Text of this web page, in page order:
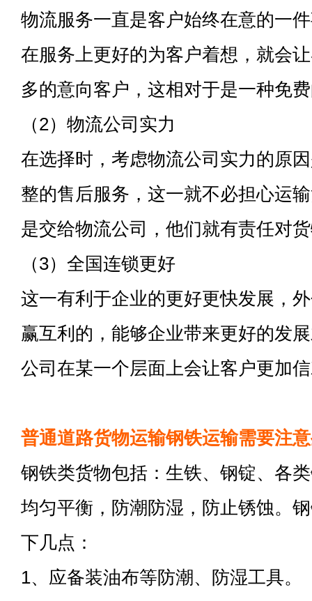
物流服务一直是客户始终在意的一
在服务上更好的为客户着想，就会
多的意向客户，这相对于是一种免
（2）物流公司实力
在选择时，考虑物流公司实力的原
整的售后服务，这一就不必担心运
是交给物流公司，他们就有责任对
（3）全国连锁更好
这一有利于企业的更好更快发展，
赢互利的，能够企业带来更好的发
公司在某一个层面上会让客户更加
普通道路货物运输钢铁运输需要注
钢铁类货物包括：生铁、钢锭、各
均匀平衡，防潮防湿，防止锈蚀。
下几点：
1、应备装油布等防潮、防湿工具。